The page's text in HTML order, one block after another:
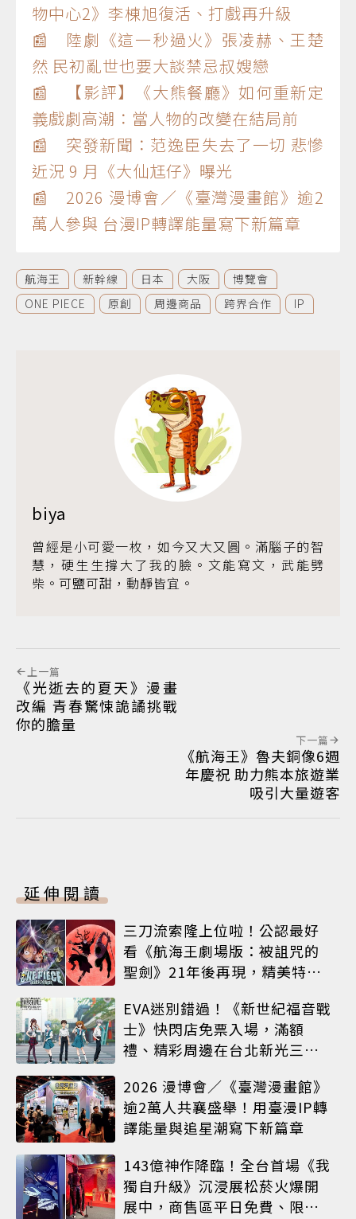
物中心2》李棟旭復活、打戲再升級
📰 陸劇《這一秒過火》張凌赫、王楚
然 民初亂世也要大談禁忌叔嫂戀
📰 【影評】《大熊餐廳》如何重新定
義戲劇高潮：當人物的改變在結局前
📰 突發新聞：范逸臣失去了一切 悲慘
近況 9 月《大仙尪仔》曝光
📰 2026 漫博會／《臺灣漫畫館》逾2
萬人參與 台漫IP轉譯能量寫下新篇章
航海王 新幹線 日本 大阪
博覽會
ONE PIECE
原創 周邊商品 跨界合作 IP
biya
曾經是小可愛一枚，如今又大又圓。滿腦子的智
慧，硬生生撐大了我的臉。文能寫文，武能劈
柴。可鹽可甜，動靜皆宜。
上一篇
《光逝去的夏天》漫畫
改編 青春驚悚詭譎挑戰
你的膽量
下一篇
《航海王》魯夫銅像6週
年慶祝 助力熊本旅遊業
吸引大量遊客
延伸閱讀
三刀流索隆上位啦！公認最好
看《航海王劇場版：被詛咒的
聖劍》21年後再現，精美特典
EVA迷別錯過！《新世紀福音戰
士》快閃店免票入場，滿額
禮、精彩周邊在台北新光三越
2026 漫博會／《臺灣漫畫館》
逾2萬人共襄盛舉！用臺漫IP轉
譯能量與追星潮寫下新篇章
143億神作降臨！全台首場《我
獨自升級》沉浸展松菸火爆開
展中，商售區平日免費、限定